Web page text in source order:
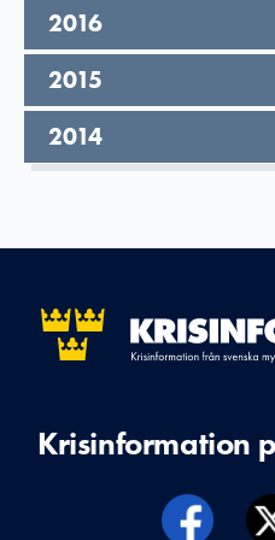
År,
2016
År,
2015
År,
2014
Krisinformation